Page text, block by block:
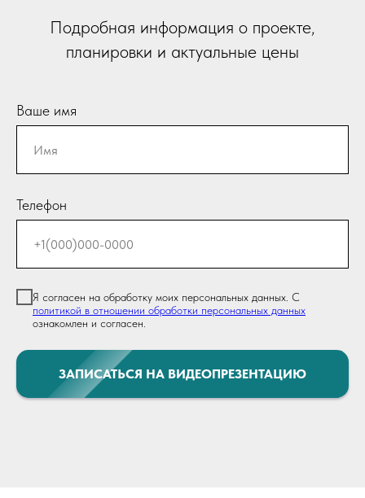
Подробная информация о проекте,
планировки и актуальные цены
Ваше имя
Телефон
Я согласен на обработку моих персональных данных. С
политикой в отношении обработки персональных данных
ознакомлен и согласен.
ЗАПИСАТЬСЯ НА ВИДЕОПРЕЗЕНТАЦИЮ